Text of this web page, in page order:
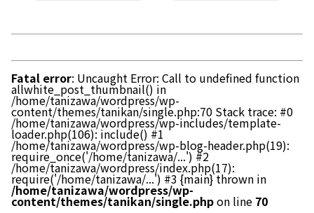
Fatal error: Uncaught Error: Call to undefined function
allwhite_post_thumbnail() in
/home/tanizawa/wordpress/wp-
content/themes/tanikan/single.php:70 Stack trace: #0
/home/tanizawa/wordpress/wp-includes/template-
loader.php(106): include() #1
/home/tanizawa/wordpress/wp-blog-header.php(19):
require_once('/home/tanizawa/...') #2
/home/tanizawa/wordpress/index.php(17):
require('/home/tanizawa/...') #3 {main} thrown in
/home/tanizawa/wordpress/wp-
content/themes/tanikan/single.phpon line 70